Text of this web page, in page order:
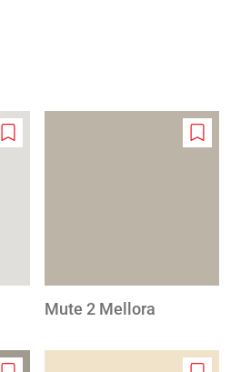
Add
Add
Mute 2 Mellora